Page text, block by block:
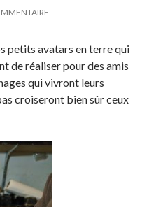
petits avatars en terre qui
de réaliser pour des amis
qui vivront leurs
croiseront bien sûr ceux